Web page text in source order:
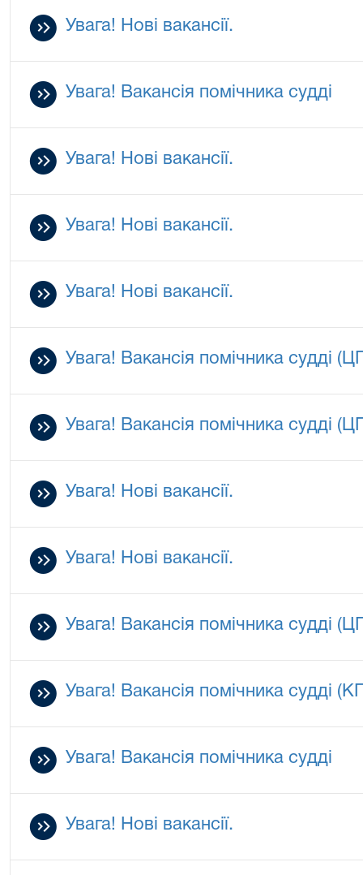
Увага! Нові вакансії.
Увага! Вакансія помічника судді
Увага! Нові вакансії.
Увага! Нові вакансії.
Увага! Нові вакансії.
Увага! Вакансія помічника судді
Увага! Вакансія помічника судді
Увага! Нові вакансії.
Увага! Нові вакансії.
Увага! Вакансія помічника судді
Увага! Вакансія помічника судді
Увага! Вакансія помічника судді
Увага! Нові вакансії.